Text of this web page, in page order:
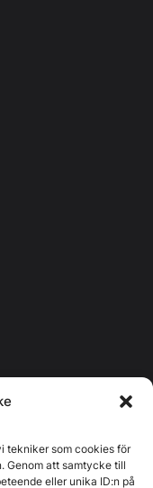
tekniker som cookies för
Genom att samtycke till
eller unika ID:n på